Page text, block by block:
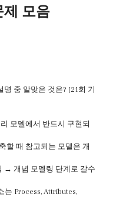
제 모음
중 알맞은 것은? [21회 기
모델에서 반드시 구현되
할 때 참고되는 모델은 개
→ 개념 모델링 단계로 갈수
는 Process, Attributes,